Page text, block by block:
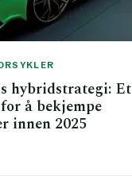
hybridstrategi: Et
å bekjempe
innen 2025